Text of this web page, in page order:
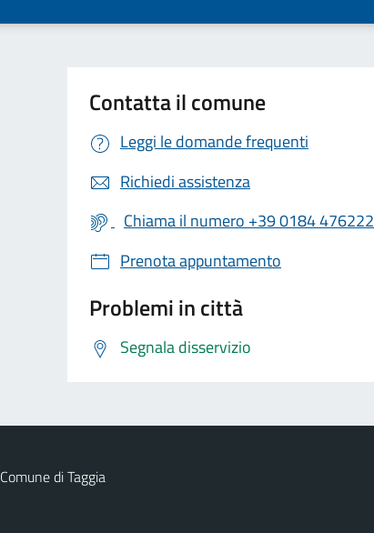
Contatta il comune
Leggi le domande frequenti
Richiedi assistenza
Chiama il numero +39 0184 476222
Prenota appuntamento
Problemi in città
Segnala disservizio
Comune di Taggia